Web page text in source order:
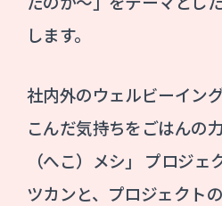
します。
社内外のウェルビーイン
こんだ気持ちをごはんの
（へこ）メシ」 プロジ
ツカンと、プロジェクト